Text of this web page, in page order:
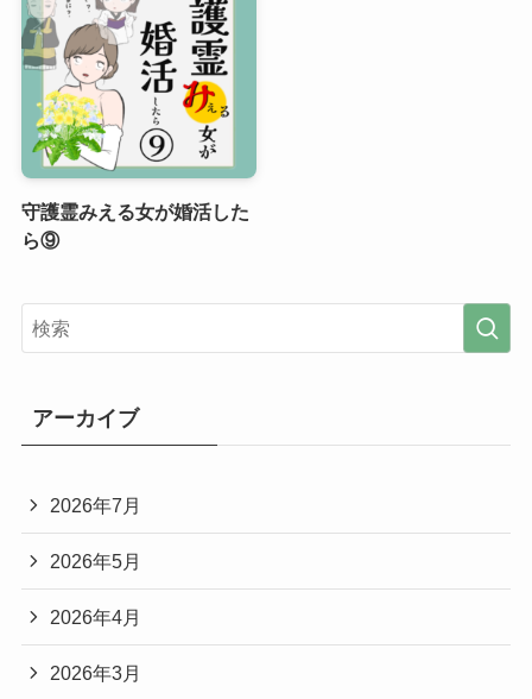
守護霊みえる女が婚活した
ら⑨
アーカイブ
2026年7月
2026年5月
2026年4月
2026年3月